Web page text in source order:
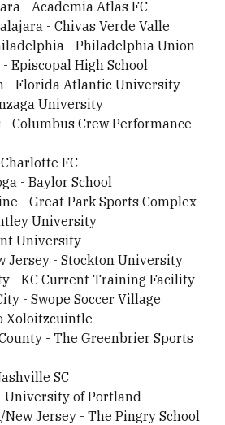
- Academia Atlas FC
- Chivas Verde Valle
- Philadelphia Union
Episcopal High School
- Florida Atlantic University
University
Columbus Crew Performance
FC
- Baylor School
- Great Park Sports Complex
University
University
Jersey - Stockton University
- KC Current Training Facility
- Swope Soccer Village
Xoloitzcuintle
- The Greenbrier Sports
SC
University of Portland
Jersey - The Pingry School